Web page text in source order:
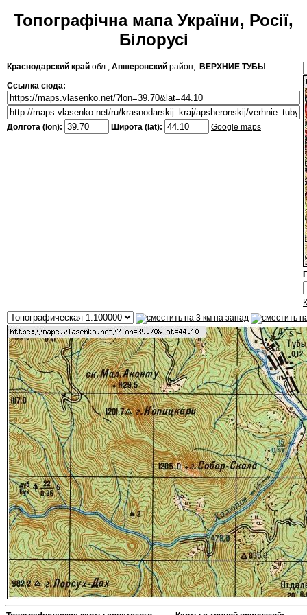
Топографічна мапа України, Росії,
Білорусі
Краснодарский край обл., Апшеронский район, .ВЕРХНИЕ ТУБЫ
Ссылка сюда:
Долгота (lon): Широта (lat): Google maps